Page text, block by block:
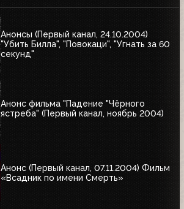
Анонсы (Первый канал, 24.10.2004)
"Убить Билла", "Повокаци", "Угнать за 60
секунд"
Анонс фильма "Падение "Чёрного
ястреба" (Первый канал, ноябрь 2004)
Анонс (Первый канал, 07.11.2004) Фильм
«Всадник по имени Смерть»